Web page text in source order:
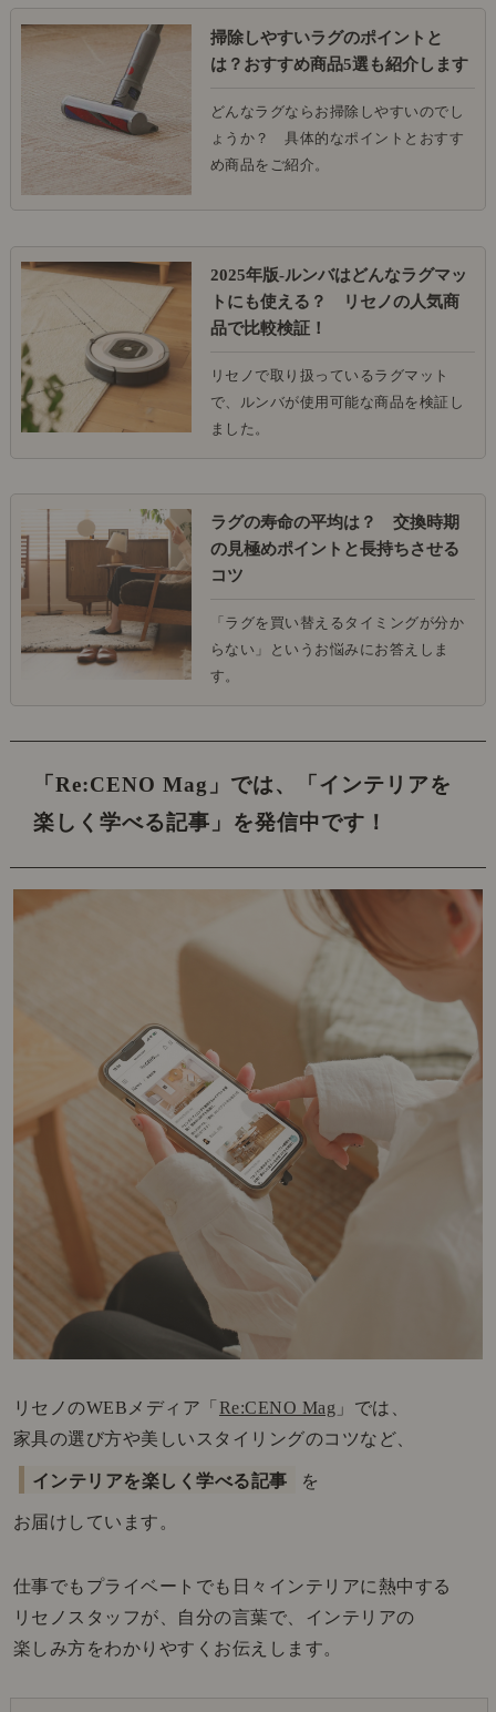
掃除しやすいラグのポイントと
は？おすすめ商品5選も紹介します
どんなラグならお掃除しやすいのでし
ょうか？ 具体的なポイントとおすす
め商品をご紹介。
2025年版-ルンバはどんなラグマッ
トにも使える？ リセノの人気商
品で比較検証！
リセノで取り扱っているラグマット
で、ルンバが使用可能な商品を検証し
ました。
ラグの寿命の平均は？ 交換時期
の見極めポイントと長持ちさせる
コツ
「ラグを買い替えるタイミングが分か
らない」というお悩みにお答えしま
す。
「Re:CENO Mag」では、
「インテリアを
楽しく学べる記事」を発信中です！
リセノのWEBメディア「 Re:CENO Mag 」では、
家具の選び方や美しいスタイリングのコツなど、
インテリアを楽しく学べる記事 を
お届けしています。
仕事でもプライベートでも日々インテリアに熱中する
リセノスタッフが、自分の言葉で、インテリアの
楽しみ方をわかりやすくお伝えします。